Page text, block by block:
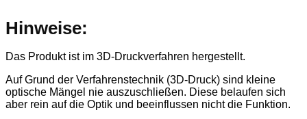
Hinweise:
Das Produkt ist im 3D-Druckverfahren hergestellt.
Auf Grund der Verfahrenstechnik (3D-Druck) sind kleine
optische Mängel nie auszuschließen. Diese belaufen sich
aber rein auf die Optik und beeinflussen nicht die Funktion.